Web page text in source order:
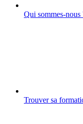
Qui sommes-nous
Trouver sa